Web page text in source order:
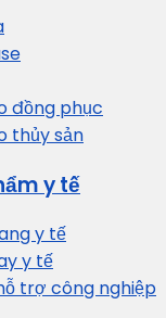
đồng phục
thủy sản
y tế
y tế
y tế
trợ công nghiệp